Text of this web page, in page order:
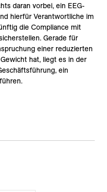
daran vorbei, ein EEG-
hierfür Verantwortliche im
die Compliance mit
Gerade für
einer reduzierten
hat, liegt es in der
ein